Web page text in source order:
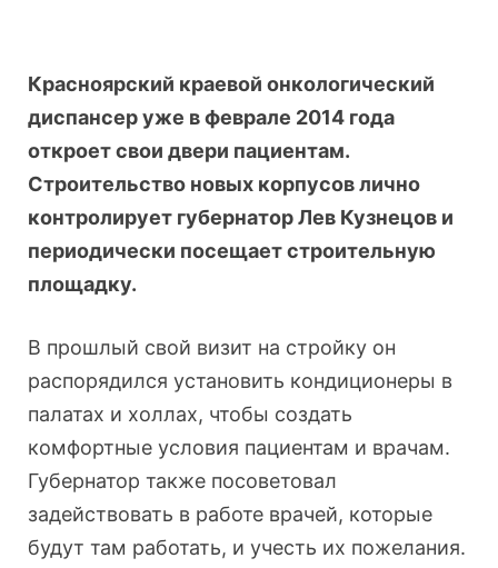
Красноярский краевой онкологический
диспансер уже в феврале 2014 года
откроет свои двери пациентам.
Строительство новых корпусов лично
контролирует губернатор Лев Кузнецов и
периодически посещает строительную
площадку.
В прошлый свой визит на стройку он
распорядился установить кондиционеры в
палатах и холлах, чтобы создать
комфортные условия пациентам и врачам.
Губернатор также посоветовал
задействовать в работе врачей, которые
будут там работать, и учесть их пожелания.